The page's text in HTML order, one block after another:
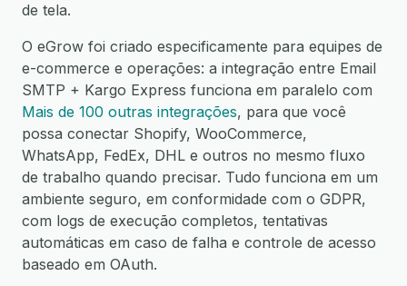
de tela.
O eGrow foi criado especificamente para equipes de
e-commerce e operações: a integração entre Email
SMTP + Kargo Express funciona em paralelo com
Mais de 100 outras integrações, para que você
possa conectar Shopify, WooCommerce,
WhatsApp, FedEx, DHL e outros no mesmo fluxo
de trabalho quando precisar. Tudo funciona em um
ambiente seguro, em conformidade com o GDPR,
com logs de execução completos, tentativas
automáticas em caso de falha e controle de acesso
baseado em OAuth.